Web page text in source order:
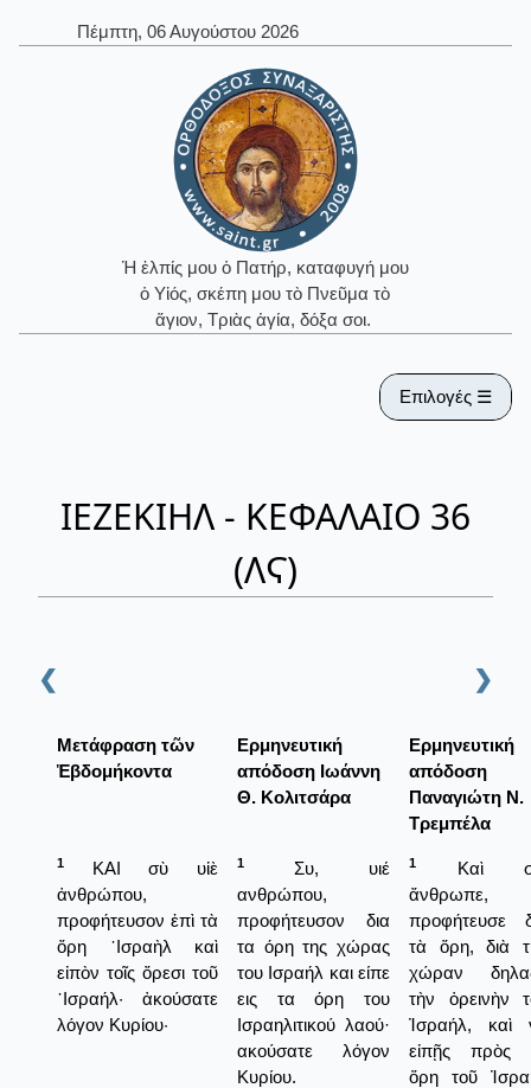
Πέμπτη, 06 Αυγούστου 2026
Ἡ ἐλπίς μου ὁ Πατήρ, καταφυγή μου
ὁ Υἱός, σκέπη μου τὸ Πνεῦμα τὸ
ἅγιον, Τριὰς ἁγία, δόξα σοι.
Επιλογές ☰
ΙΕΖΕΚΙΗΛ - ΚΕΦΑΛΑΙΟ 36
(ΛϚ)
❮ ❯
Μετάφραση τῶν
Ἑβδομήκοντα
Ερμηνευτική
απόδοση Ιωάννη
Θ. Κολιτσάρα
Ερμηνευτική
απόδοση
Παναγιώτη Ν.
Τρεμπέλα
1
ΚΑΙ σὺ υἱὲ
ἀνθρώπου,
προφήτευσον ἐπὶ τὰ
ὄρη ᾿Ισραὴλ καὶ
εἰπὸν τοῖς ὄρεσι τοῦ
᾿Ισραήλ· ἀκούσατε
λόγον Κυρίου·
1
Συ, υιέ
ανθρώπου,
προφήτευσον δια
τα όρη της χώρας
του Ισραήλ και είπε
εις τα όρη του
Ισραηλιτικού λαού·
ακούσατε λόγον
Κυρίου.
1
Καὶ
ἄνθρωπε,
προφήτευσε
τὰ ὅρη, διὰ
χώραν
τὴν ὀρεινὴν
Ἰσραήλ, καὶ
εἰπῇς πρὸς
ὅρη τοῦ